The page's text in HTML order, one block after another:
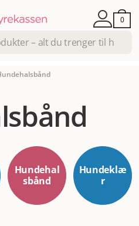
0
Hundehal
sbånd
Hundeklæ
r